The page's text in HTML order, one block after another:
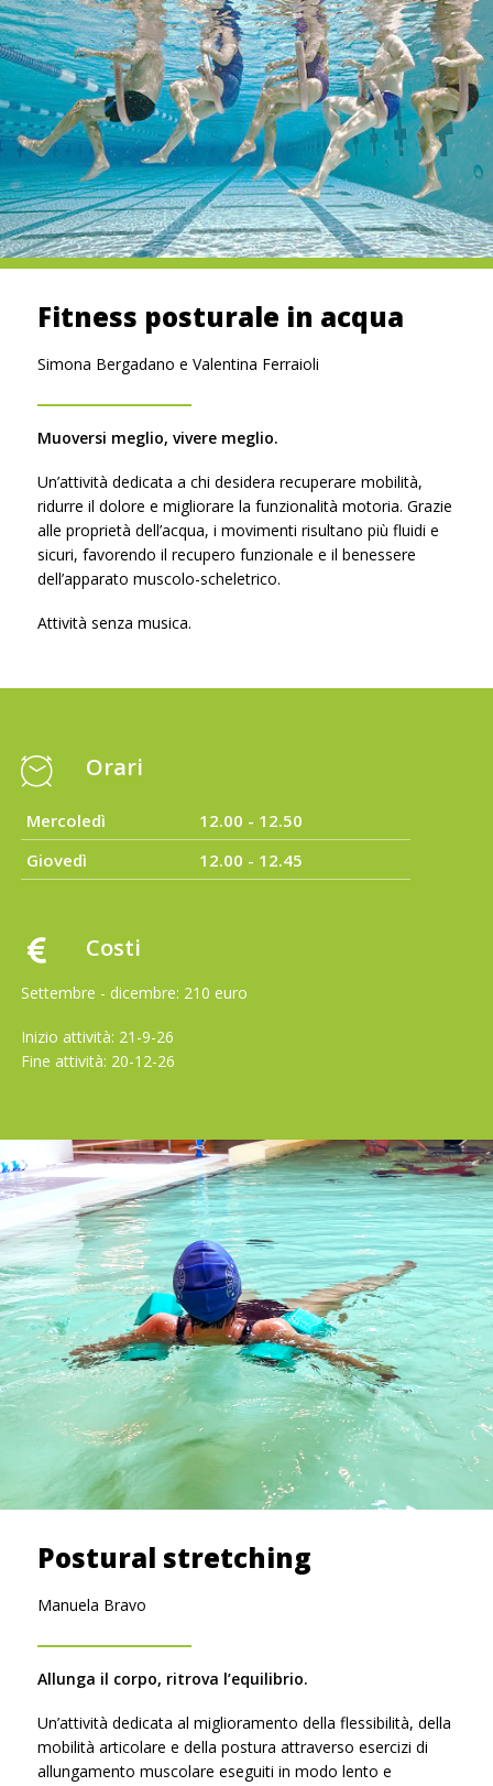
Fitness posturale in acqua
Simona Bergadano e Valentina Ferraioli
Muoversi meglio, vivere meglio.
Un’attività dedicata a chi desidera recuperare mobilità,
ridurre il dolore e migliorare la funzionalità motoria. Grazie
alle proprietà dell’acqua, i movimenti risultano più fluidi e
sicuri, favorendo il recupero funzionale e il benessere
dell’apparato muscolo-scheletrico.
Attività senza musica.
Orari
Mercoledì
12.00 - 12.50
Giovedì
12.00 - 12.45
Costi
Settembre - dicembre: 210 euro
Inizio attività: 21-9-26
Fine attività: 20-12-26
Postural stretching
Manuela Bravo
Allunga il corpo, ritrova l’equilibrio.
Un’attività dedicata al miglioramento della flessibilità, della
mobilità articolare e della postura attraverso esercizi di
allungamento muscolare eseguiti in modo lento e